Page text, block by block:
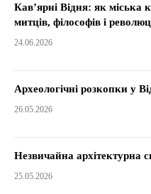
Кав’ярні Відня: як міська
митців, філософів і
24.06.2026
Археологічні розкопки у
26.05.2026
Незвичайна архітектурна
25.05.2026